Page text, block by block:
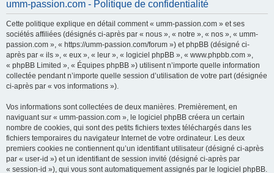
umm-passion.com - Politique de confidentialité
Cette politique explique en détail comment « umm-passion.com » et ses
sociétés affiliées (désignés ci-après par « nous », « notre », « nos », « umm-
passion.com », « https://umm-passion.com/forum ») et phpBB (désigné ci-
après par « ils », « eux », « leur », « logiciel phpBB », « www.phpbb.com »,
« phpBB Limited », « Équipes phpBB ») utilisent n’importe quelle information
collectée pendant n’importe quelle session d’utilisation de votre part (désignée
ci-après par « vos informations »).
Vos informations sont collectées de deux manières. Premièrement, en
naviguant sur « umm-passion.com », le logiciel phpBB créera un certain
nombre de cookies, qui sont des petits fichiers textes téléchargés dans les
fichiers temporaires du navigateur Internet de votre ordinateur. Les deux
premiers cookies ne contiennent qu’un identifiant utilisateur (désigné ci-après
par « user-id ») et un identifiant de session invité (désigné ci-après par
« session-id »), qui vous sont automatiquement assignés par le logiciel phpBB.